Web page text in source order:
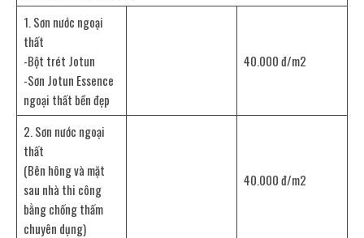
1. Sơn nước ngoại
thất
-Bột trét Jotun
-Sơn Jotun Essence
ngoại thất bền đẹp
40.000 đ/m2
2. Sơn nước ngoại
thất
(Bên hông và mặt
sau nhà thi công
bằng chống thấm
chuyên dụng)
40.000 đ/m2